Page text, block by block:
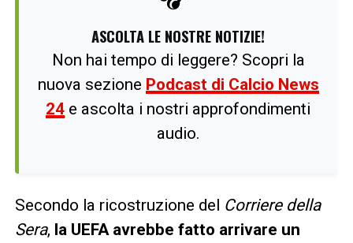
ASCOLTA LE NOSTRE NOTIZIE!
Non hai tempo di leggere? Scopri la
nuova sezione Podcast di Calcio News
24 e ascolta i nostri approfondimenti
audio.
Secondo la ricostruzione del Corriere della
Sera, la UEFA avrebbe fatto arrivare un